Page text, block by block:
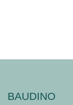
BAUDINO